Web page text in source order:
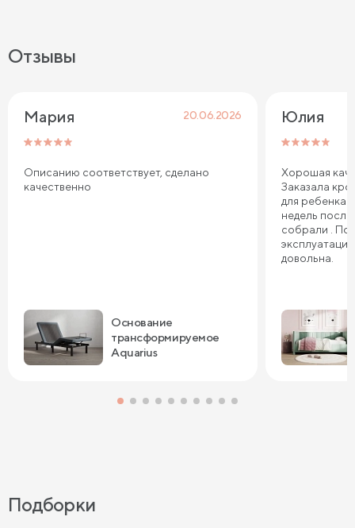
Отзывы
Мария 20.06.2026
Описанию соответствует, сделано
качественно
Основание
трансформируемое
Aquarius
Юлия
Хорошая
Заказала
для ребенка.
недель
собрали .
довольна.
Подборки